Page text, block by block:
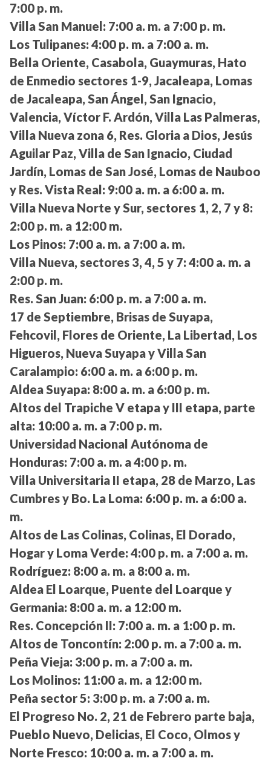
7:00 p. m.
Villa San Manuel: 7:00 a. m. a 7:00 p. m.
Los Tulipanes: 4:00 p. m. a 7:00 a. m.
Bella Oriente, Casabola, Guaymuras, Hato
de Enmedio sectores 1-9, Jacaleapa, Lomas
de Jacaleapa, San Ángel, San Ignacio,
Valencia, Víctor F. Ardón, Villa Las Palmeras,
Villa Nueva zona 6, Res. Gloria a Dios, Jesús
Aguilar Paz, Villa de San Ignacio, Ciudad
Jardín, Lomas de San José, Lomas de Nauboo
y Res. Vista Real: 9:00 a. m. a 6:00 a. m.
Villa Nueva Norte y Sur, sectores 1, 2, 7 y 8:
2:00 p. m. a 12:00 m.
Los Pinos: 7:00 a. m. a 7:00 a. m.
Villa Nueva, sectores 3, 4, 5 y 7: 4:00 a. m. a
2:00 p. m.
Res. San Juan: 6:00 p. m. a 7:00 a. m.
17 de Septiembre, Brisas de Suyapa,
Fehcovil, Flores de Oriente, La Libertad, Los
Higueros, Nueva Suyapa y Villa San
Caralampio: 6:00 a. m. a 6:00 p. m.
Aldea Suyapa: 8:00 a. m. a 6:00 p. m.
Altos del Trapiche V etapa y III etapa, parte
alta: 10:00 a. m. a 7:00 p. m.
Universidad Nacional Autónoma de
Honduras: 7:00 a. m. a 4:00 p. m.
Villa Universitaria II etapa, 28 de Marzo, Las
Cumbres y Bo. La Loma: 6:00 p. m. a 6:00 a.
m.
Altos de Las Colinas, Colinas, El Dorado,
Hogar y Loma Verde: 4:00 p. m. a 7:00 a. m.
Rodríguez: 8:00 a. m. a 8:00 a. m.
Aldea El Loarque, Puente del Loarque y
Germania: 8:00 a. m. a 12:00 m.
Res. Concepción II: 7:00 a. m. a 1:00 p. m.
Altos de Toncontín: 2:00 p. m. a 7:00 a. m.
Peña Vieja: 3:00 p. m. a 7:00 a. m.
Los Molinos: 11:00 a. m. a 12:00 m.
Peña sector 5: 3:00 p. m. a 7:00 a. m.
El Progreso No. 2, 21 de Febrero parte baja,
Pueblo Nuevo, Delicias, El Coco, Olmos y
Norte Fresco: 10:00 a. m. a 7:00 a. m.